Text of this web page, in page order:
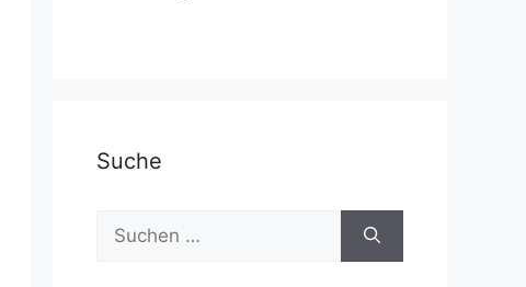
Suche
Suchen
nach: